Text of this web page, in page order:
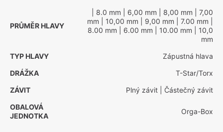
PRŮMĚR HLAVY
| 8.0 mm | 6,00 mm | 8,00 mm | 7,00
mm | 10,00 mm | 9,00 mm | 7.00 mm
8.00 mm | 6.00 mm | 10.00 mm | 10,0
mm
TYP HLAVY
Zápustná hlava
DRÁŽKA
T-Star/Torx
ZÁVIT
Plný závit | Částečný závit
OBALOVÁ
JEDNOTKA
Orga-Box